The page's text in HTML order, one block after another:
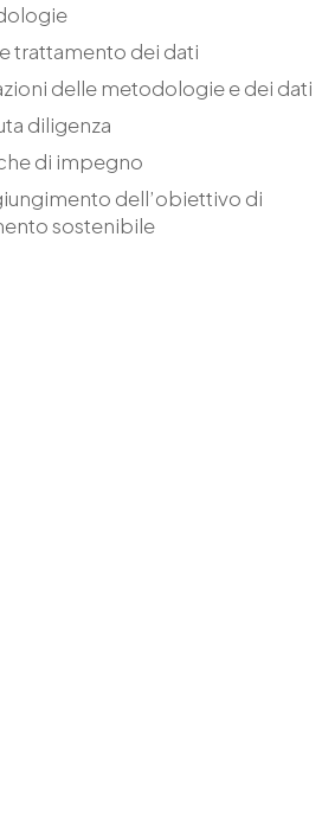
trattamento dei dati
delle metodologie e dei dati
diligenza
di impegno
dell’obiettivo di
sostenibile